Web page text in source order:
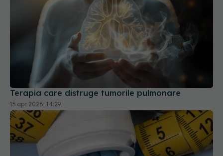
Terapia care distruge tumorile pulmonare
15 apr 2026, 14:29